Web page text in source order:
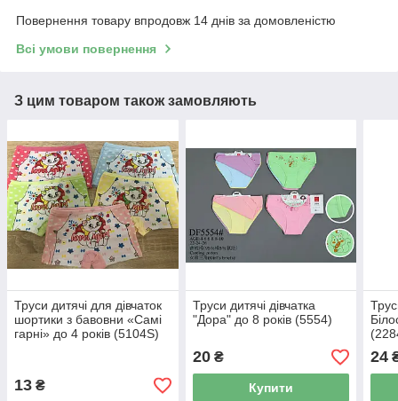
Повернення товару впродовж 14 днів за домовленістю
Всі умови повернення
З цим товаром також замовляють
Труси дитячі для дівчаток
шортики з бавовни «Самі
гарні» до 4 років (5104S)
13 ₴
Труси дитячі дівчатка
"Дора" до 8 років (5554)
20₴
Купити
24